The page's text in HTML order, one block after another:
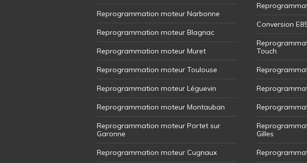
Reprogrammation moteur Narbonne
Reprogrammation moteur Blagnac
Reprogrammation moteur Muret
Reprogrammation moteur Toulouse
Reprogrammation moteur Léguevin
Reprogrammation moteur Montauban
Reprogrammation moteur Portet sur
Garonne
Reprogrammation moteur Cugnaux
Conversion
Touch
Gilles